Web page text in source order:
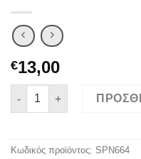
€13,00
SANDEEL JERK
Κωδικός προϊόντος: SPN664